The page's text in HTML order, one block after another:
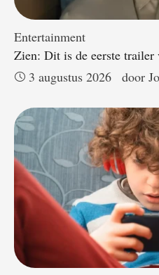
Entertainment
Zien: Dit is de eerste trailer
3 augustus 2026
door